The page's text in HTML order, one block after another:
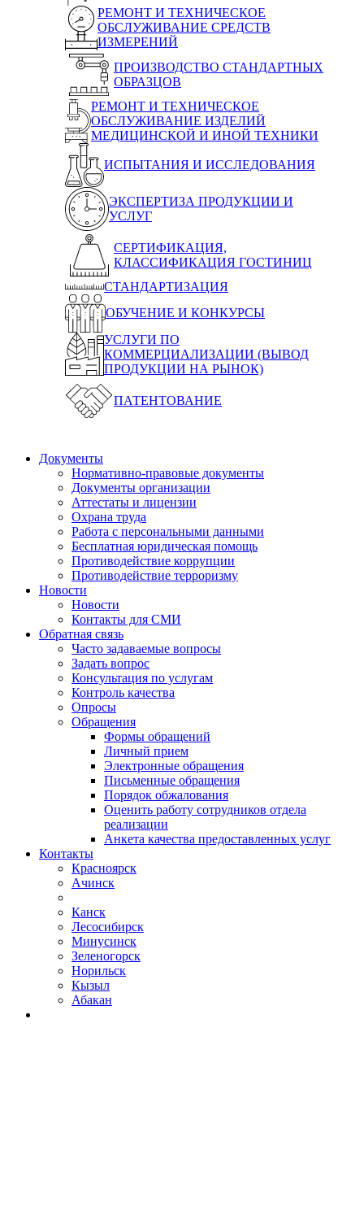
РЕМОНТ И ТЕХНИЧЕСКОЕ
ОБСЛУЖИВАНИЕ СРЕДСТВ
ИЗМЕРЕНИЙ
ПРОИЗВОДСТВО СТАНДАРТНЫХ
ОБРАЗЦОВ
РЕМОНТ И ТЕХНИЧЕСКОЕ
ОБСЛУЖИВАНИЕ ИЗДЕЛИЙ
МЕДИЦИНСКОЙ И ИНОЙ ТЕХНИКИ
ИСПЫТАНИЯ И ИССЛЕДОВАНИЯ
ЭКСПЕРТИЗА ПРОДУКЦИИ И
УСЛУГ
СЕРТИФИКАЦИЯ,
КЛАССИФИКАЦИЯ ГОСТИНИЦ
СТАНДАРТИЗАЦИЯ
ОБУЧЕНИЕ И КОНКУРСЫ
УСЛУГИ ПО
КОММЕРЦИАЛИЗАЦИИ (ВЫВОД
ПРОДУКЦИИ НА РЫНОК)
ПАТЕНТОВАНИЕ
Документы
Нормативно-правовые документы
Документы организации
Аттестаты и лицензии
Охрана труда
Работа с персональными данными
Бесплатная юридическая помощь
Противодействие коррупции
Противодействие терроризму
Новости
Новости
Контакты для СМИ
Обратная связь
Часто задаваемые вопросы
Задать вопрос
Консультация по услугам
Контроль качества
Опросы
Обращения
Формы обращений
Личный прием
Электронные обращения
Письменные обращения
Порядок обжалования
Оценить работу сотрудников отдела
реализации
Анкета качества предоставленных услуг
Контакты
Красноярск
Ачинск
Канск
Лесосибирск
Минусинск
Зеленогорск
Норильск
Кызыл
Абакан